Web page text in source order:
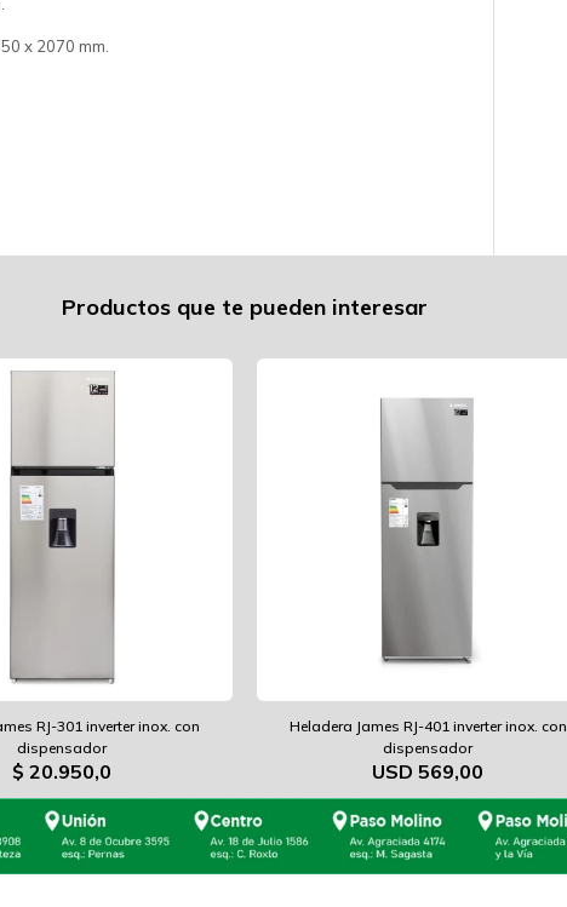
x 2070 mm.
Productos que te pueden interesar
RJ-301 inverter inox. con
dispensador
$ 20.950,0
Heladera James RJ-401 inverter inox. con
dispensador
USD 569,00